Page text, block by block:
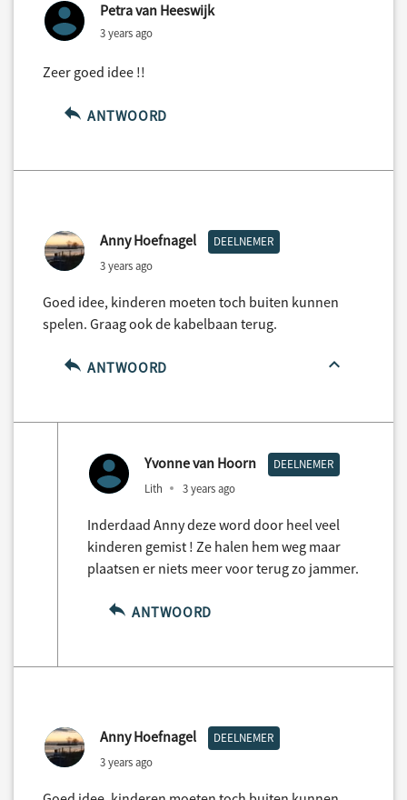
Petra van Heeswijk
3 years ago
Zeer goed idee !!
ANTWOORD
Anny Hoefnagel DEELNEMER
3 years ago
Goed idee, kinderen moeten toch buiten kunnen
spelen. Graag ook de kabelbaan terug.
ANTWOORD
Yvonne van Hoorn DEELNEMER
Lith 3 years ago
Inderdaad Anny deze word door heel veel
kinderen gemist ! Ze halen hem weg maar
plaatsen er niets meer voor terug zo jammer.
ANTWOORD
Anny Hoefnagel DEELNEMER
3 years ago